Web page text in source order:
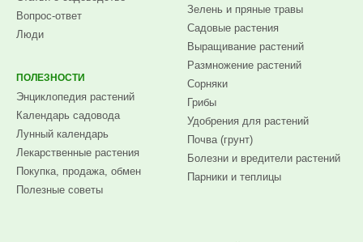
Вопрос-ответ
Люди
ПОЛЕЗНОСТИ
Энциклопедия растений
Календарь садовода
Лунный календарь
Лекарственные растения
Покупка, продажа, обмен
Полезные советы
Зелень и пряные травы
Садовые растения
Выращивание растений
Размножение растений
Сорняки
Грибы
Удобрения для растений
Почва (грунт)
Болезни и вредители растений
Парники и теплицы